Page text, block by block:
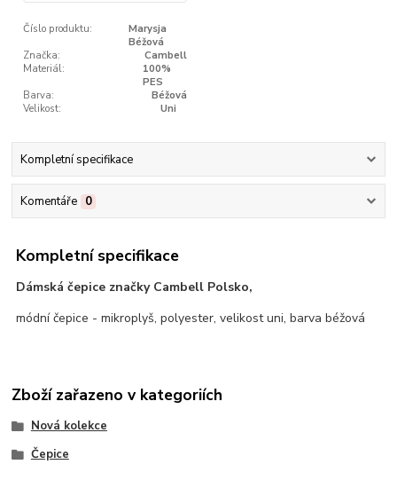
Číslo produktu:
Marysja
Béžová
Značka:
Cambell
Materiál:
100%
PES
Barva:
Béžová
Velikost:
Uni
Kompletní specifikace
Komentáře 0
Kompletní specifikace
Dámská čepice značky Cambell Polsko,
módní čepice - mikroplyš, polyester, velikost uni, barva béžová
Zboží zařazeno v kategoriích
Nová kolekce
Čepice